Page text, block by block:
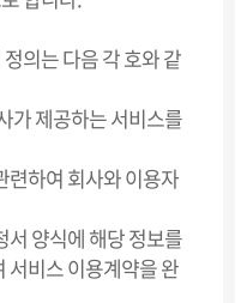
의는 다음 각 호와 같
가 제공하는 서비스를
련하여 회사와 이용자
서 양식에 해당 정보를
서비스 이용계약을 완